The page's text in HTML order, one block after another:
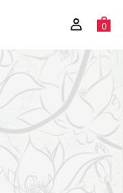
0